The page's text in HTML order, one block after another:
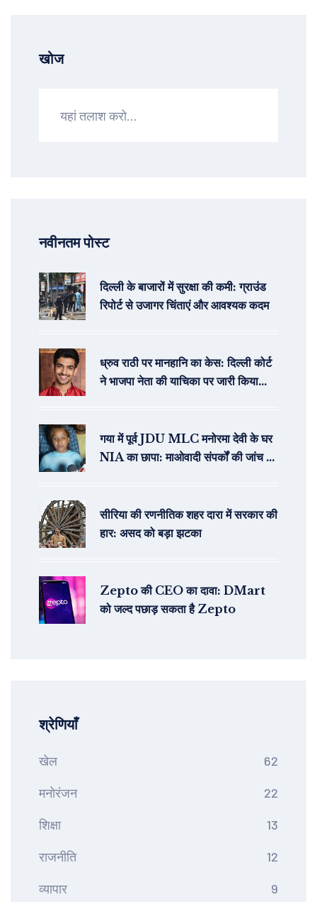
खोज
नवीनतम पोस्ट
दिल्ली के बाजारों में सुरक्षा की कमी: ग्राउंड
रिपोर्ट से उजागर चिंताएं और आवश्यक कदम
ध्रुव राठी पर मानहानि का केस: दिल्ली कोर्ट
ने भाजपा नेता की याचिका पर जारी किया
गया में पूर्व JDU MLC मनोरमा देवी के घर
NIA का छापा: माओवादी संपर्कों की जांच में
सीरिया की रणनीतिक शहर दारा में सरकार की
हार: असद को बड़ा झटका
Zepto की CEO का दावा: DMart
को जल्द पछाड़ सकता है Zepto
श्रेणियाँ
खेल 62
मनोरंजन 22
शिक्षा 13
राजनीति 12
व्यापार 9